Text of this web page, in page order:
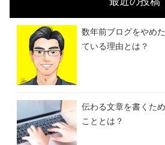
数年前ブログをやめ
ている理由とは？
伝わる文章を書くた
こととは？